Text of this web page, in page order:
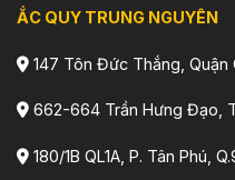
ẮC QUY TRUNG NGUYÊN
147 Tôn Đức Thắng, Quận
662-664 Trần Hưng Đạo,
180/1B QL1A, P. Tân Phú,